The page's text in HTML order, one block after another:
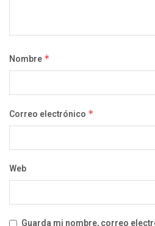
Nombre *
Correo electrónico *
Web
Guarda mi nombre, correo